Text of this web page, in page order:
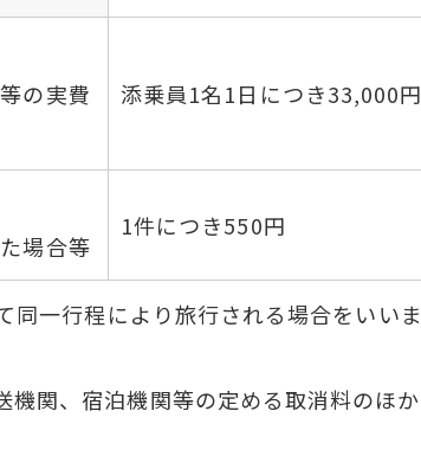
の実費
添乗員1名1日につき33,000円
場合等
1件につき550円
一行程により旅行される場合をいいま
関、宿泊機関等の定める取消料のほ